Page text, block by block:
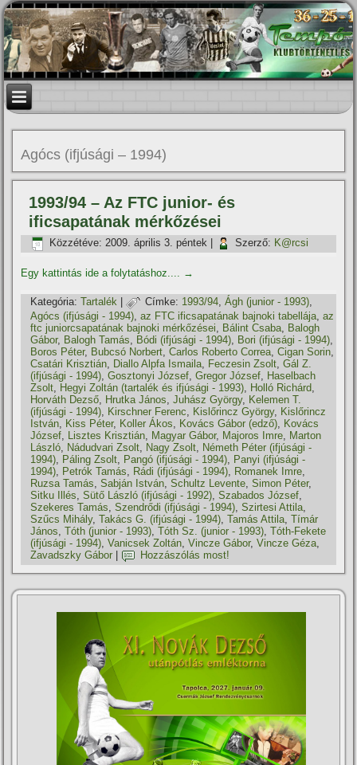
Agócs (ifjúsági – 1994)
1993/94 – Az FTC junior- és
ificsapatának mérkőzései
Közzétéve: 2009. április 3. péntek Szerző: K@rcsi
Egy kattintás ide a folytatáshoz.... →
Kategória: Tartalék | Címke: 1993/94,Ágh (junior - 1993),
Agócs (ifjúsági - 1994),az FTC ificsapatának bajnoki tabellája,az
ftc juniorcsapatának bajnoki mérkőzései, Bálint Csaba, Balogh
Gábor, Balogh Tamás, Bódi (ifjúsági - 1994), Bori (ifjúsági - 1994),
Boros Péter, Bubcsó Norbert,Carlos Roberto Correa,Cigan Sorin,
Csatári Krisztián, Diallo Alpfa Ismaila, Feczesin Zsolt,Gál Z.
(ifjúsági - 1994),Gosztonyi József,Gregor József, Haselbach
Zsolt, Hegyi Zoltán (tartalék és ifjúsági - 1993), Holló Richárd,
Horváth Dezső, Hrutka János,Juhász György, Kelemen T.
(ifjúsági - 1994), Kirschner Ferenc, Kislőrincz György, Kislőrincz
István, Kiss Péter, Koller Ákos, Kovács Gábor (edző), Kovács
József, Lisztes Krisztián, Magyar Gábor, Majoros Imre, Marton
László, Nádudvari Zsolt, Nagy Zsolt, Németh Péter (ifjúsági -
1994), Páling Zsolt, Pangó (ifjúsági - 1994), Panyi (ifjúsági -
1994), Petrók Tamás, Rádi (ifjúsági - 1994), Romanek Imre,
Ruzsa Tamás,Sabján István,Schultz Levente,Simon Péter,
Sitku Illés,Sütő László (ifjúsági - 1992),Szabados József,
Szekeres Tamás,Szendrődi (ifjúsági - 1994),Szirtesi Attila,
Szűcs Mihály,Takács G. (ifjúsági - 1994),Tamás Attila,Tí­már
János,Tóth (junior - 1993),Tóth Sz. (junior - 1993),Tóth-Fekete
(ifjúsági - 1994),Vanicsek Zoltán,Vincze Gábor,Vincze Géza,
Zavadszky Gábor
Hozzászólás most!